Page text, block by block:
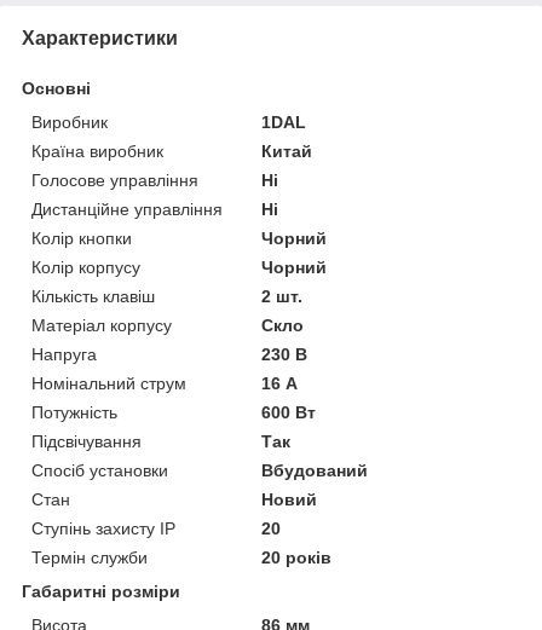
Характеристики
Основні
Виробник
1DAL
Країна виробник
Китай
Голосове управління
Ні
Дистанційне управління
Ні
Колір кнопки
Чорний
Колір корпусу
Чорний
Кількість клавіш
2 шт.
Матеріал корпусу
Скло
Напруга
230 В
Номінальний струм
16 А
Потужність
600 Вт
Підсвічування
Так
Спосіб установки
Вбудований
Стан
Новий
Ступінь захисту IP
20
Термін служби
20 років
Габаритні розміри
Висота
86 мм